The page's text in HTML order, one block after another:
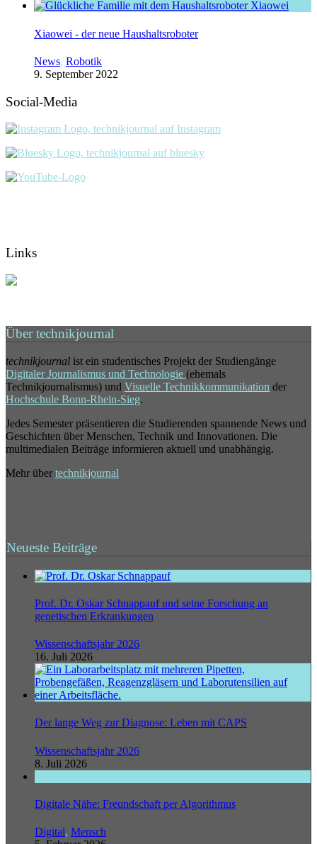
Xiaowei - der neue Haushaltsroboter
News, Robotik
9. September 2022
Social-Media
Links
Über technikjournal
technikjournal ist ein studentisches Projekt der Studiengänge
Digitaler Journalismus und Technologie (ehemals
Technikjournalismus) und Visuelle Technikkommunikation der
Hochschule Bonn-Rhein-Sieg.
Jedes Semester präsentieren die Studierenden spannende News und
Geschichten über Menschen, Technik und Innovationen. Die
multimedialen Beiträge informieren aktuell und unabhängig.
Mehr über technikjournal
Neueste Beiträge
Prof. Dr. Oskar Schnappauf und seine Forschung an
genetischen Erkrankungen
Wissenschaftsjahr 2026
16. Juli 2026
Der lange Weg zur Diagnose: Leben mit CAPS
Wissenschaftsjahr 2026
8. Juli 2026
Digitale Nähe: Freundschaft per Algorithmus
Digital, Mensch